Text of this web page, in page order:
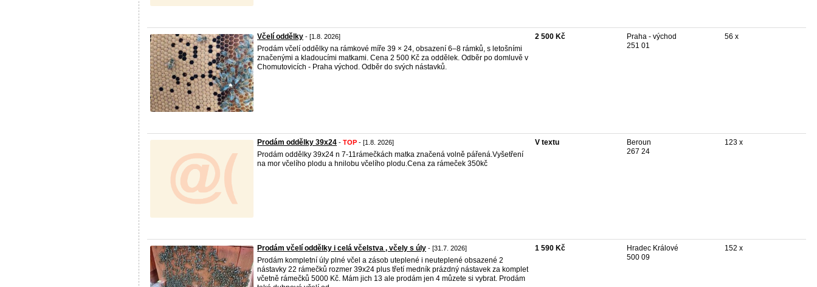
Včelí oddělky - [1.8. 2026]
Prodám včelí oddělky na rámkové míře 39 × 24, obsazení 6–8 rámků, s letošními
značenými a kladoucími matkami. Cena 2 500 Kč za oddělek. Odběr po domluvě v
Chomutovicích - Praha východ. Odběr do svých nástavků.
2 500 Kč
Praha - východ
251 01
56 x
Prodám oddělky 39x24 - TOP - [1.8. 2026]
Prodám oddělky 39x24 n 7-11rámečkách matka značená volně pářená.Vyšetření
na mor včelího plodu a hnilobu včelího plodu.Cena za rámeček 350kč
V textu
Beroun
267 24
123 x
Prodám včelí oddělky i celá včelstva , včely s úly - [31.7. 2026]
Prodám kompletní úly plné včel a zásob uteplené i neuteplené obsazené 2
nástavky 22 rámečků rozmer 39x24 plus třetí medník prázdný nástavek za komplet
včetně rámečků 5000 Kč. Mám jich 13 ale prodám jen 4 můzete si vybrat. Prodám
1 590 Kč
Hradec Králové
500 09
152 x